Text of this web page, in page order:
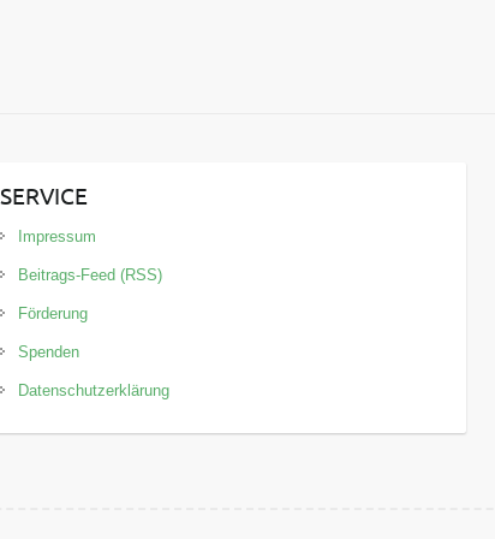
SERVICE
Impressum
Beitrags-Feed (RSS)
Förderung
Spenden
Datenschutzerklärung